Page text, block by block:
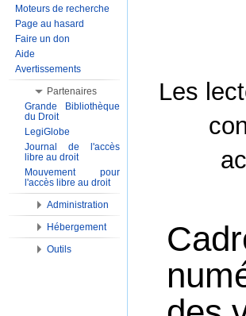
Les
Moteurs de recherche
Page au hasard
Faire un don
Aide
Avertissements
Partenaires
Grande Bibliothèque
du Droit
LegiGlobe
Journal de l'accès
libre au droit
Mouvement pour
l'accès libre au droit
Administration
Hébergement
Outils